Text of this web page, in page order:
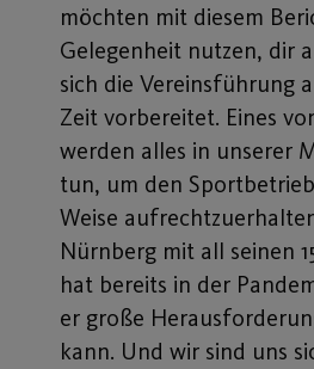
möchten mit diesem
Gelegenheit nutzen, dir
sich die Vereinsführung
Zeit vorbereitet. Eines
werden alles in unserer
tun, um den
Weise
Nürnberg mit all seinen
hat bereits in der
er große
kann. Und wir sind uns